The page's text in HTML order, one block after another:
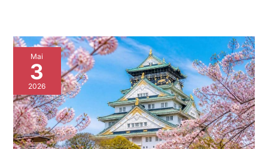
Mai
3
2026
Art
Et
Design
À
Osaka
:
inspiration
et
créativité